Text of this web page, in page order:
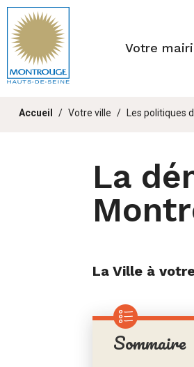
Fenêtre
de
chat
Votre
Vous
Accueil Votre ville Les politiques
La
La Ville à
Sommaire